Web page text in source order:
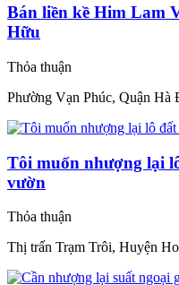
Bán liền kề Him Lam
Hữu
Thỏa thuận
Phường Vạn Phúc, Quận Hà
Tôi muốn nhượng lại
vườn
Thỏa thuận
Thị trấn Trạm Trôi, Huyện